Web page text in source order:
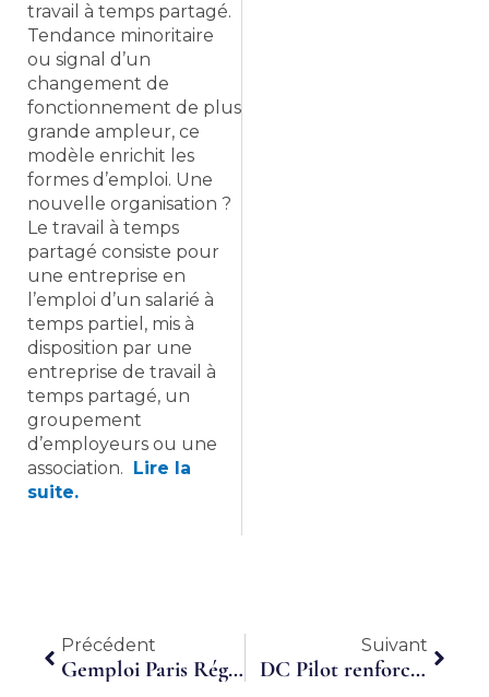
travail à temps partagé.
Tendance minoritaire
ou signal d’un
changement de
fonctionnement de plus
grande ampleur, ce
modèle enrichit les
formes d’emploi. Une
nouvelle organisation ?
Le travail à temps
partagé consiste pour
une entreprise en
l’emploi d’un salarié à
temps partiel, mis à
disposition par une
entreprise de travail à
temps partagé, un
groupement
d’employeurs ou une
association. Lire la
suite.
Précédent
Précédent
Gemploi Paris Région, qu’est ce qu’un groupement d’employeurs ?
Suivant
DC Pilot renforce son vivier de compétences en Alsace !